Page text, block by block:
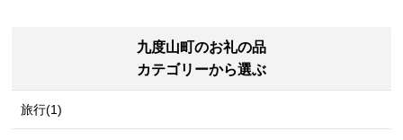
九度山町のお礼の品
カテゴリーから選ぶ
旅行(1)